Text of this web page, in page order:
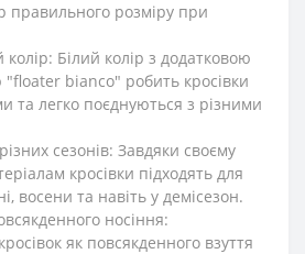
правильного розміру при
Білий колір з додатковою
"floater bianco" робить кросівки
та легко поєднуються з різними
сезонів: Завдяки своєму
кросівки підходять для
восени та навіть у демісезон.
носіння:
як повсякденного взуття